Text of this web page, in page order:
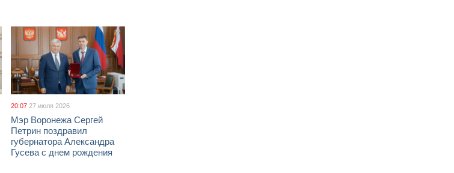
20:07 27 июля 2026
Мэр Воронежа Сергей
Петрин поздравил
губернатора Александра
Гусева с днем рождения